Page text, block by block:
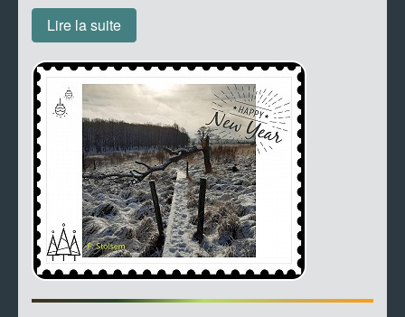
Lire la suite